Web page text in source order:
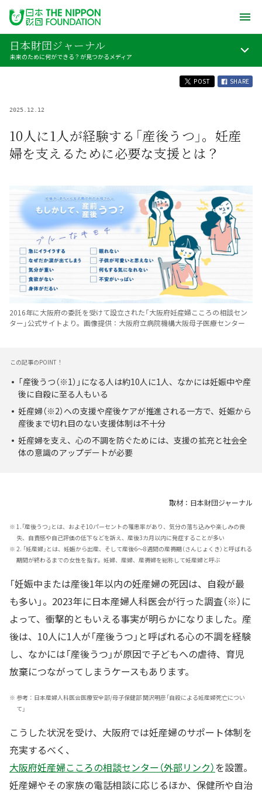
日本財団ジャーナル
未来のために何ができる？が見つかるメディア
POST SHARE
2025.12.12
10人に1人が経験する「産後うつ」。妊産
婦を支えるために必要な支援とは？
2016年に大阪府の委託を受けて設立された「大阪府妊産婦こころの相談セン
ター」公式サイトより。画像提供：大阪府立病院機構大阪母子医療センター
この記事のPOINT！
「産後うつ（※1）」になる人は約10人に1人、なかには妊娠中や産
後に自殺に至る人もいる
妊産婦（※2）への支援や産後ケアが推進される一方で、妊娠から
産後まで切れ目のない支援体制は不十分
妊産婦を支え、心の不調を防ぐためには、支援の拡充と社会全
体の意識のアップデートが必要
取材：日本財団ジャーナル
※ 1.「産後うつ」とは、およそ10パーセントの罹患率があり、気分の落ち込みや楽しみの喪
失、自責感や自己評価の低下などを訴え、産後3カ月以内に発症することが多い
※ 2. 「妊産婦」とは、妊娠から出産、そして産後6～8週間の産褥期（さんじょくき）と呼ばれる
期間が終わるまでの女性を指す。妊婦、産婦、産褥婦を総称して妊産婦と呼ぶ
「妊娠中または産後1年以内の妊産婦の死因は、自殺が最
も多い」。2023年に日本産婦人科医会が行った調査（※）に
よって、衝撃的ともいえる事実が明らかになりました。産
後は、10人に1人が「産後うつ」と呼ばれる心の不調を経験
し、なかには「産後うつ」が原因で子どもへの虐待、育児
放棄につながってしまうケースもあります。
※ 参考：日本産婦人科医会医療安全部/母子保健部 関沢明彦「自殺による妊産婦死亡につい
て」
こうした状況を受け、大阪府では妊産婦のサポート体制を
充実するべく、
大阪府妊産婦こころの相談センター（外部リンク）を設置。
妊産婦やその家族の電話相談に応じるほか、保健所や自治